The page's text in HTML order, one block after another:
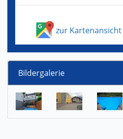
zur Kartenansicht
Bildergalerie